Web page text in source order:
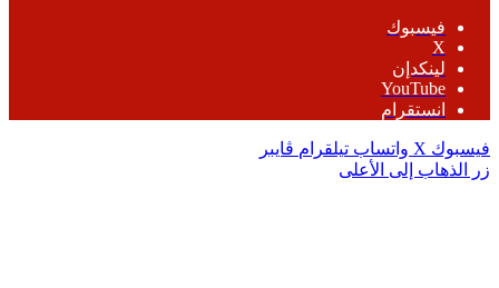
فيسبوك
‫X
لينكدإن
‫YouTube
انستقرام
فيسبوك ‫X واتساب تيلقرام ڤايبر
زر الذهاب إلى الأعلى